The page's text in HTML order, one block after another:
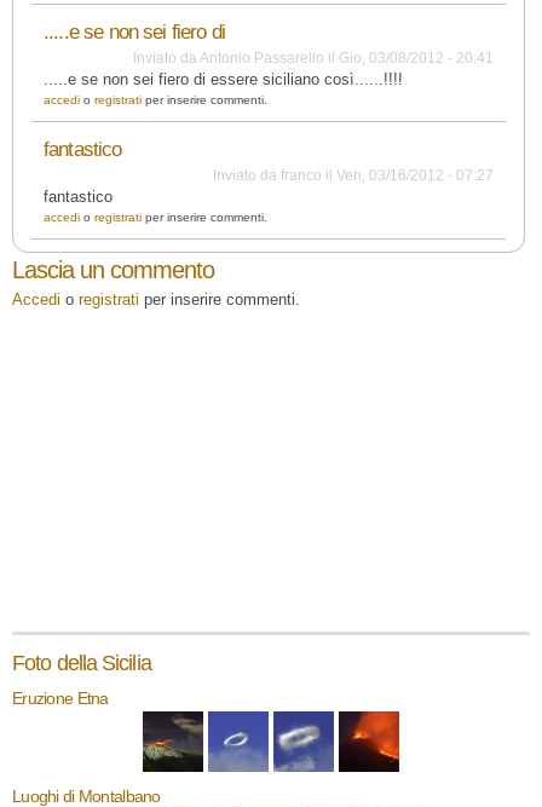
.....e se non sei fiero di
Inviato da Antonio Passarello il Gio, 03/08/2012 - 20:41
.....e se non sei fiero di essere siciliano così......!!!!
accedi o registrati per inserire commenti.
fantastico
Inviato da franco il Ven, 03/16/2012 - 07:27
fantastico
accedi o registrati per inserire commenti.
Lascia un commento
Accedi o registrati per inserire commenti.
Foto della Sicilia
Eruzione Etna
Luoghi di Montalbano